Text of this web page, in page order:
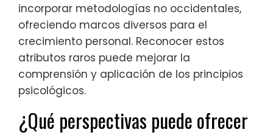
incorporar metodologías no occidentales,
ofreciendo marcos diversos para el
crecimiento personal. Reconocer estos
atributos raros puede mejorar la
comprensión y aplicación de los principios
psicológicos.
¿Qué perspectivas puede ofrecer